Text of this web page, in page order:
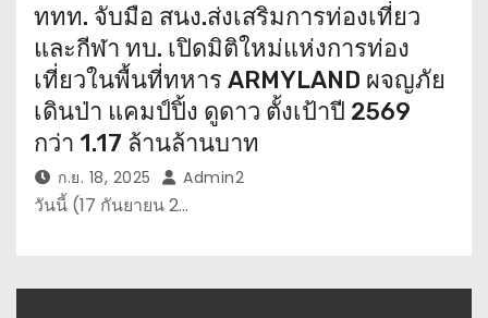
ททท. จับมือ สนง.ส่งเสริมการท่องเที่ยว
และกีฬา ทบ. เปิดมิติใหม่แห่งการท่อง
เที่ยวในพื้นที่ทหาร ARMYLAND ผจญภัย
เดินป่า แคมป์ปิ้ง ดูดาว ตั้งเป้าปี 2569
กว่า 1.17 ล้านล้านบาท
ก.ย. 18, 2025 Admin2
วันนี้ (17 กันยายน 2…